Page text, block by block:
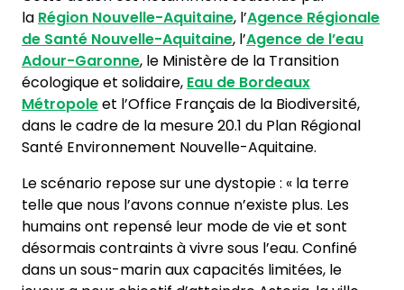
la Région Nouvelle-Aquitaine, l’Agence Régionale
de Santé Nouvelle-Aquitaine, l’Agence de l’eau
Adour-Garonne, le Ministère de la Transition
écologique et solidaire, Eau de Bordeaux
Métropoleet l’Office Français de la Biodiversité,
dans le cadre de la mesure 20.1 du Plan Régional
Santé Environnement Nouvelle-Aquitaine.
Le scénario repose sur une dystopie : « la terre
telle que nous l’avons connue n’existe plus. Les
humains ont repensé leur mode de vie et sont
désormais contraints à vivre sous l’eau. Confiné
dans un sous-marin aux capacités limitées, le